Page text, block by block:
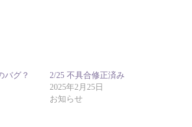
バグ？
2/25 不具合修正済み
2025年2月25日
お知らせ